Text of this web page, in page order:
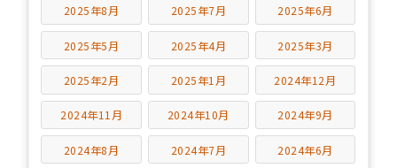
2025年8月 2025年7月 2025年6月
2025年5月 2025年4月 2025年3月
2025年2月 2025年1月 2024年12月
2024年11月 2024年10月 2024年9月
2024年8月 2024年7月 2024年6月